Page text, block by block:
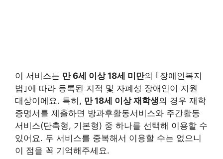
이 서비스는 만 6세 이상 18세 미만의 ｢장애인복지
법｣에 따라 등록된 지적 및 자폐성 장애인이 지원
대상이에요. 특히, 만 18세 이상 재학생의 경우 재학
증명서를 제출하면 방과후활동서비스와 주간활동
서비스(단축형, 기본형) 중 하나를 선택해 이용할 수
있어요. 두 서비스를 중복해서 이용할 수는 없으니
이 점을 꼭 기억해주세요.